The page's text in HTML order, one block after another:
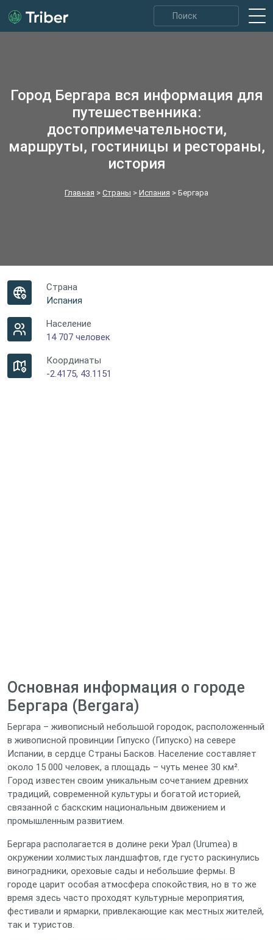
Город Бергара вся информация для
путешественника:
достопримечательности,
маршруты, гостиницы и рестораны,
история
Главная > Страны > Испания > Бергара
Страна
Испания
Население
14 707 человек
Координаты
-2.4175, 43.1151
Основная информация о городе
Бергара (Bergara)
Бергара – живописный небольшой городок, расположенный
в живописной провинции Гипуско (Гипуско) на севере
Испании, в сердце Страны Басков. Население составляет
около 15 000 человек, а площадь – чуть менее 30 км².
Город известен своим уникальным сочетанием древних
традиций, современной культуры и богатой историей,
связанной с баскским национальным движением и
промышленным развитием.
Бергара располагается в долине реки Урал (Urumea) в
окружении холмистых ландшафтов, где густо раскинулись
виноградники, ореховые сады и небольшие фермы. В
городе царит особая атмосфера спокойствия, но в то же
время здесь часто проходят культурные мероприятия,
фестивали и ярмарки, привлекающие как местных жителей,
так и туристов.